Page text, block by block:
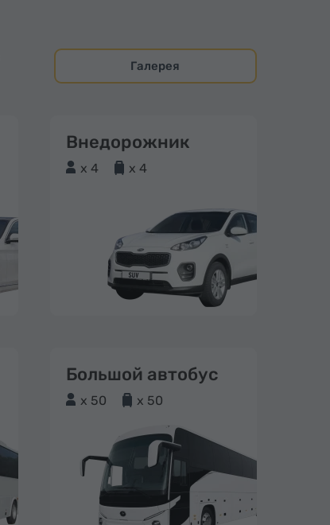
Галерея
Внедорожник
x 4 x 4
Большой автобус
x 50 x 50